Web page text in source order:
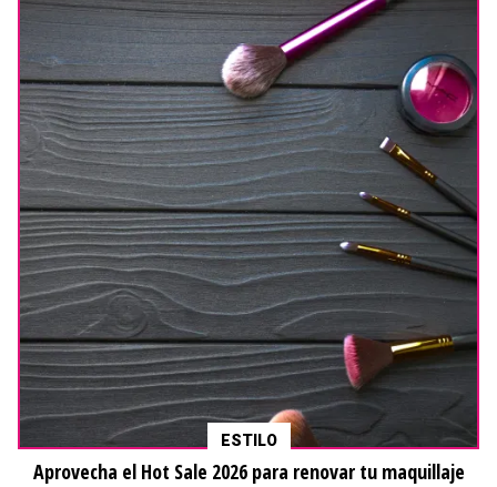
ESTILO
Aprovecha el Hot Sale 2026 para renovar tu maquillaje